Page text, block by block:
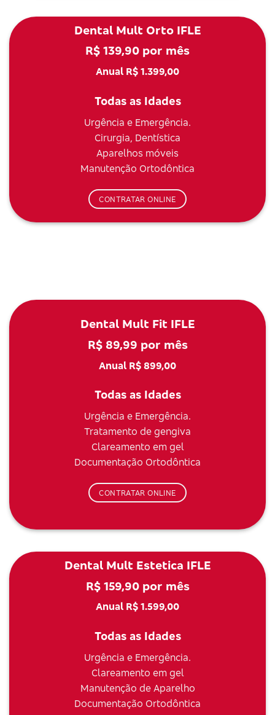
Dental Mult Orto IFLE
R$ 139,90 por mês
Anual R$ 1.399,00
Todas as Idades
Urgência e Emergência.
Cirurgia, Dentística
Aparelhos móveis
Manutenção Ortodôntica
CONTRATAR ONLINE
Dental Mult Fit IFLE
R$ 89,99 por mês
Anual R$ 899,00
Todas as Idades
Urgência e Emergência.
Tratamento de gengiva
Clareamento em gel
Documentação Ortodôntica
CONTRATAR ONLINE
Dental Mult Estetica IFLE
R$ 159,90 por mês
Anual R$ 1.599,00
Todas as Idades
Urgência e Emergência.
Clareamento em gel
Manutenção de Aparelho
Documentação Ortodôntica